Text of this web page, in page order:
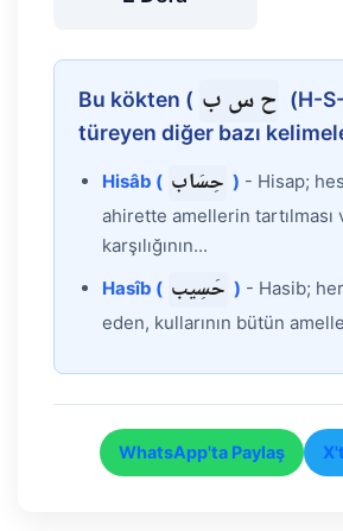
Bu kökten ( ح س ب (H-
türeyen diğer bazı
Hisâb ( حِسَاب ) - Hisap;
ahirette amellerin tartılması
karşılığının...
Hasîb ( حَسِيب ) - Hasib;
eden, kullarının bütün
WhatsApp'ta Paylaş